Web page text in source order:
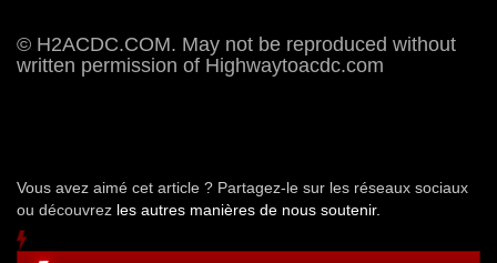
© H2ACDC.COM. May not be reproduced without
written permission of Highwaytoacdc.com
Vous avez aimé cet article ? Partagez-le sur les réseaux sociaux
ou découvrez les autres manières de nous soutenir.